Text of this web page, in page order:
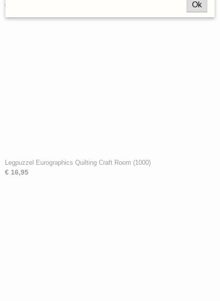
€ 16,95
Legpuzzel Eurographics Quilting Craft Room (1000)
€ 16,95
Ok